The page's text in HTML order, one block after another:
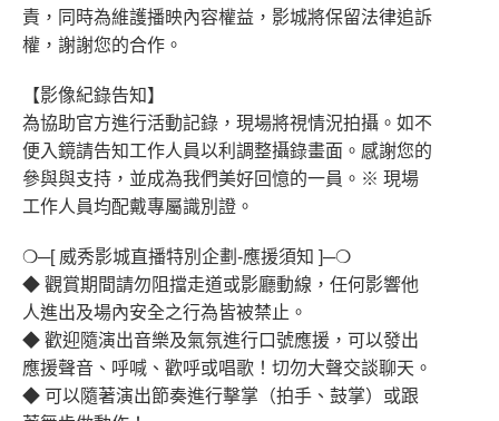
責，同時為維護播映內容權益，影城將保留法律追訴
權，謝謝您的合作。
【影像紀錄告知】
為協助官方進行活動記錄，現場將視情況拍攝。如不
便入鏡請告知工作人員以利調整攝錄畫面。感謝您的
參與與支持，並成為我們美好回憶的一員。※ 現場
工作人員均配戴專屬識別證。
❍─[ 威秀影城直播特別企劃-應援須知 ]─❍
◆ 觀賞期間請勿阻擋走道或影廳動線，任何影響他
人進出及場內安全之行為皆被禁止。
◆ 歡迎隨演出音樂及氣氛進行口號應援，可以發出
應援聲音、呼喊、歡呼或唱歌！切勿大聲交談聊天。
◆ 可以隨著演出節奏進行擊掌（拍手、鼓掌）或跟